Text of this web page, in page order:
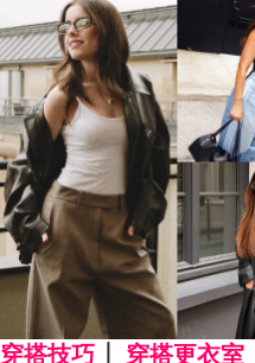
穿搭技巧 穿搭更衣室